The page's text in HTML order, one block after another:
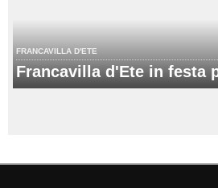
FRANCAVILLA D'ETE
Francavilla d'Ete in festa